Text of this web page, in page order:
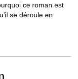
ce roman est
se déroule en